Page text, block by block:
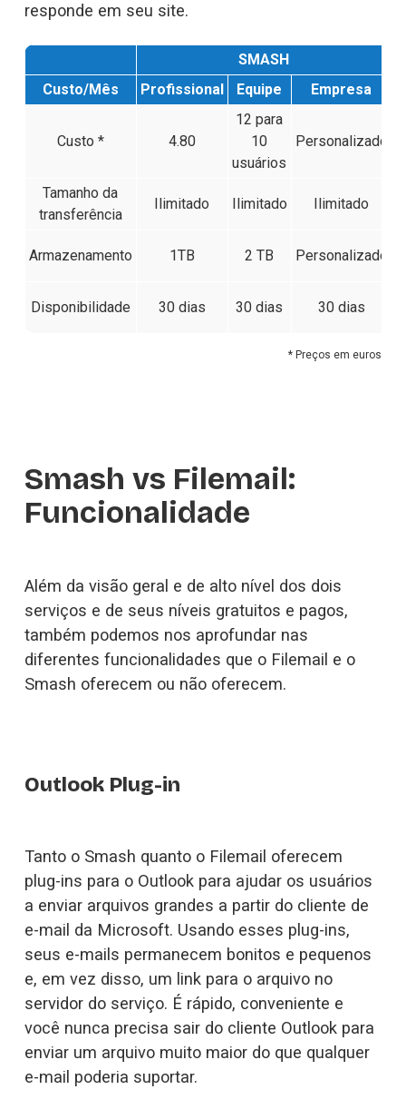
responde em seu site.
SMASH
Custo/Mês
Profissional Equipe Empresa
Custo * 4.80
12 para
10
usuários
Personalizado
Tamanho da
transferência
Ilimitado Ilimitado Ilimitado
Armazenamento 1TB 2 TB Personalizado
Disponibilidade 30 dias 30 dias 30 dias
* Preços em euros
Smash vs Filemail:
Funcionalidade
Além da visão geral e de alto nível dos dois
serviços e de seus níveis gratuitos e pagos,
também podemos nos aprofundar nas
diferentes funcionalidades que o Filemail e o
Smash oferecem ou não oferecem.
Outlook Plug-in
Tanto o Smash quanto o Filemail oferecem
plug-ins para o Outlook para ajudar os usuários
a enviar arquivos grandes a partir do cliente de
e-mail da Microsoft. Usando esses plug-ins,
seus e-mails permanecem bonitos e pequenos
e, em vez disso, um link para o arquivo no
servidor do serviço. É rápido, conveniente e
você nunca precisa sair do cliente Outlook para
enviar um arquivo muito maior do que qualquer
e-mail poderia suportar.